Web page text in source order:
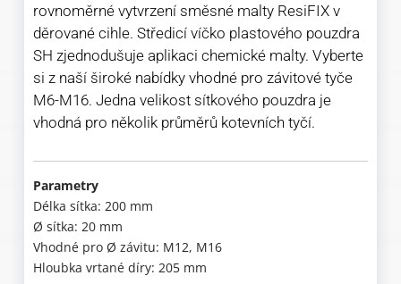
rovnoměrné vytvrzení směsné malty ResiFIX v
děrované cihle. Středicí víčko plastového pouzdra
SH zjednodušuje aplikaci chemické malty. Vyberte
si z naší široké nabídky vhodné pro závitové tyče
M6-M16. Jedna velikost sítkového pouzdra je
vhodná pro několik průměrů kotevních tyčí.
Parametry
Délka sítka: 200 mm
Ø sítka: 20 mm
Vhodné pro Ø závitu: M12, M16
Hloubka vrtané díry: 205 mm